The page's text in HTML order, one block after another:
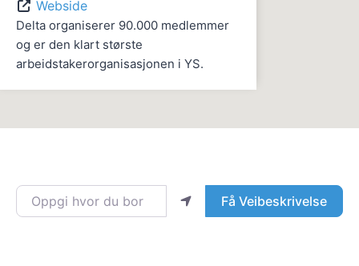
Oppgi hvor du bor Få Veibeskrivelse
Webside
Delta organiserer 90.000 medlemmer
og er den klart største
arbeidstakerorganisasjonen i YS.